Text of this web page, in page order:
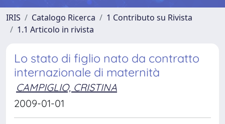
IRIS Catalogo Ricerca
1 Contributo su Rivista
1.1 Articolo in rivista
Lo stato di figlio nato da contratto
internazionale di maternità
CAMPIGLIO, CRISTINA
2009-01-01